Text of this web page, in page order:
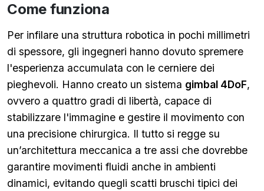
Come funziona
Per infilare una struttura robotica in pochi millimetri
di spessore, gli ingegneri hanno dovuto spremere
l'esperienza accumulata con le cerniere dei
pieghevoli. Hanno creato un sistema gimbal 4DoF,
ovvero a quattro gradi di libertà, capace di
stabilizzare l'immagine e gestire il movimento con
una precisione chirurgica. Il tutto si regge su
un’architettura meccanica a tre assi che dovrebbe
garantire movimenti fluidi anche in ambienti
dinamici, evitando quegli scatti bruschi tipici dei